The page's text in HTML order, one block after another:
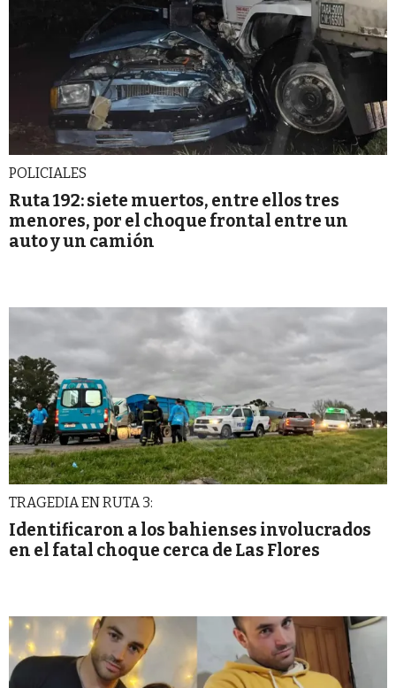
POLICIALES
Ruta 192: siete muertos, entre ellos tres
menores, por el choque frontal entre un
auto y un camión
TRAGEDIA EN RUTA 3:
Identificaron a los bahienses involucrados
en el fatal choque cerca de Las Flores